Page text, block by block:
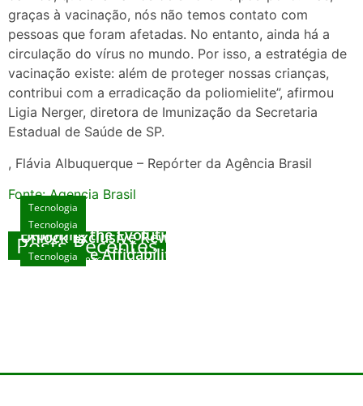
graças à vacinação, nós não temos contato com
pessoas que foram afetadas. No entanto, ainda há a
circulação do vírus no mundo. Por isso, a estratégia de
vacinação existe: além de proteger nossas crianças,
contribui com a erradicação da poliomielite”, afirmou
Ligia Nerger, diretora de Imunização da Secretaria
Estadual de Saúde de SP.
, Flávia Albuquerque – Repórter da Agência Brasil
Fonte: Agencia Brasil
Posts Recentes
Tecnologia
Exploring the Evolution of Online Slot Games
agosto 7, 2026
Tecnologia
Unlock Exclusive Rewards at The Big Dog
House
Tecnologia
Sicurezza e Affidabilità di Mr Nulls Wicked
Wares
Tecnologia